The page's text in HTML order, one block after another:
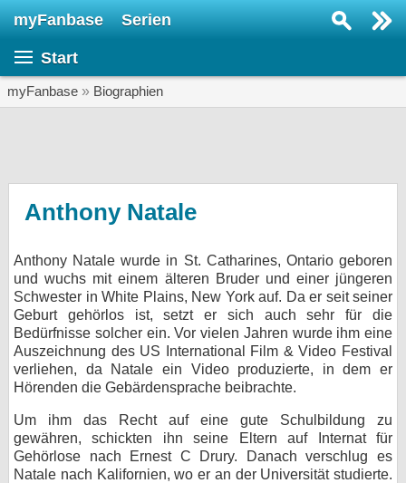
myFanbase Serien
Start
myFanbase » Biographien
Anthony Natale
Anthony Natale wurde in St. Catharines, Ontario geboren
und wuchs mit einem älteren Bruder und einer jüngeren
Schwester in White Plains, New York auf. Da er seit seiner
Geburt gehörlos ist, setzt er sich auch sehr für die
Bedürfnisse solcher ein. Vor vielen Jahren wurde ihm eine
Auszeichnung des US International Film & Video Festival
verliehen, da Natale ein Video produzierte, in dem er
Hörenden die Gebärdensprache beibrachte.
Um ihm das Recht auf eine gute Schulbildung zu
gewähren, schickten ihn seine Eltern auf Internat für
Gehörlose nach Ernest C Drury. Danach verschlug es
Natale nach Kalifornien, wo er an der Universität studierte.
KULTUR
Specials
SERVICE
Gewinnspiele
Forum
bei X
bei Facebook